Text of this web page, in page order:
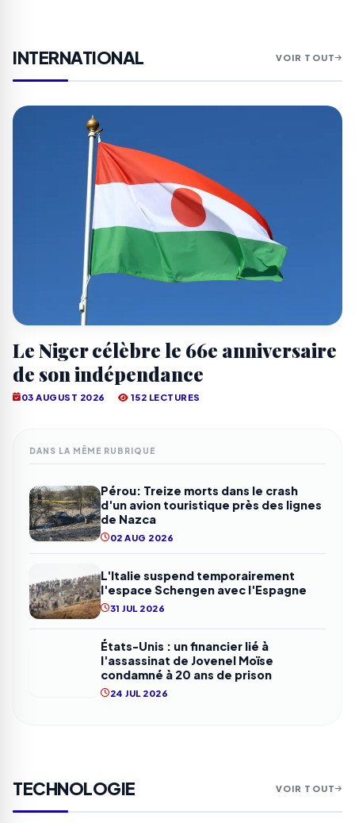
INTERNATIONAL VOIR TOUT
Le Niger célèbre le 66e anniversaire
de son indépendance
03 AUGUST 2026 152 LECTURES
DANS LA MÊME RUBRIQUE
Pérou: Treize morts dans le crash
d'un avion touristique près des lignes
de Nazca
02 AUG 2026
L'Italie suspend temporairement
l'espace Schengen avec l'Espagne
31 JUL 2026
États-Unis : un financier lié à
l'assassinat de Jovenel Moïse
condamné à 20 ans de prison
24 JUL 2026
TECHNOLOGIE VOIR TOUT